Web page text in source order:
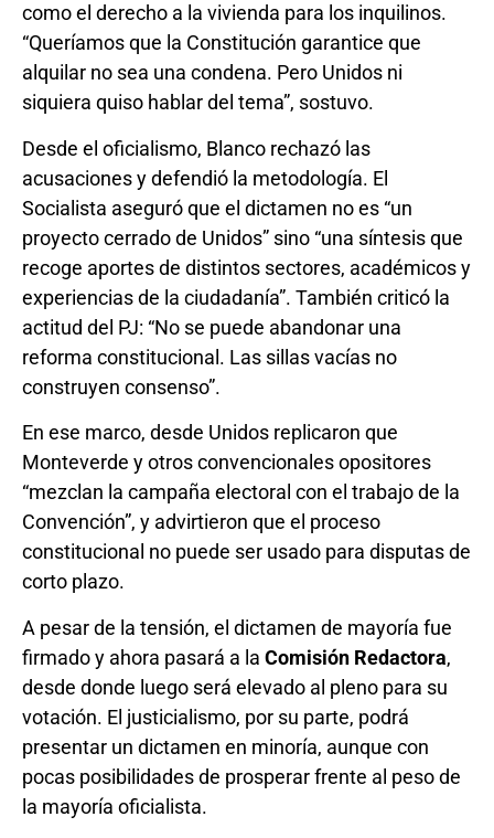
como el derecho a la vivienda para los inquilinos.
“Queríamos que la Constitución garantice que
alquilar no sea una condena. Pero Unidos ni
siquiera quiso hablar del tema”, sostuvo.
Desde el oficialismo, Blanco rechazó las
acusaciones y defendió la metodología. El
Socialista aseguró que el dictamen no es “un
proyecto cerrado de Unidos” sino “una síntesis que
recoge aportes de distintos sectores, académicos y
experiencias de la ciudadanía”. También criticó la
actitud del PJ: “No se puede abandonar una
reforma constitucional. Las sillas vacías no
construyen consenso”.
En ese marco, desde Unidos replicaron que
Monteverde y otros convencionales opositores
“mezclan la campaña electoral con el trabajo de la
Convención”, y advirtieron que el proceso
constitucional no puede ser usado para disputas de
corto plazo.
A pesar de la tensión, el dictamen de mayoría fue
firmado y ahora pasará a la Comisión Redactora,
desde donde luego será elevado al pleno para su
votación. El justicialismo, por su parte, podrá
presentar un dictamen en minoría, aunque con
pocas posibilidades de prosperar frente al peso de
la mayoría oficialista.